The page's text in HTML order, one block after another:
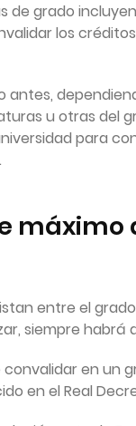
de grado
los
u otras del
para
entre el
siempre
en un
en el Real